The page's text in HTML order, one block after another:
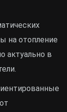
на отопление
актуально в